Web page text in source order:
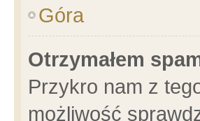
Góra
Otrzymałem
Przykro nam z
możliwość